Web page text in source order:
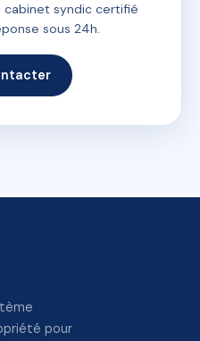
cabinet syndic certifié
sous 24h.
pour